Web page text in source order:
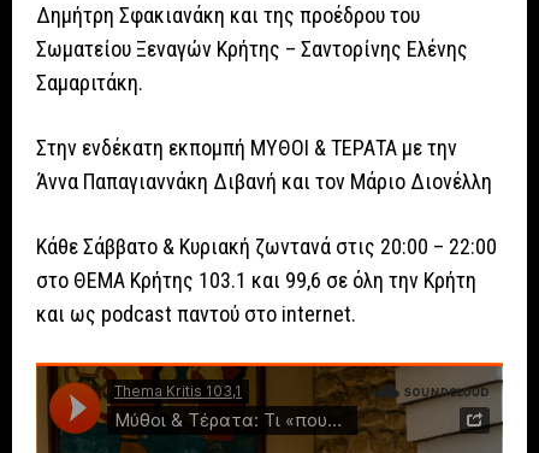
Δημήτρη Σφακιανάκη και της προέδρου του
Σωματείου Ξεναγών Κρήτης – Σαντορίνης Ελένης
Σαμαριτάκη.
Στην ενδέκατη εκπομπή ΜΥΘΟΙ & ΤΕΡΑΤΑ με την
Άννα Παπαγιαννάκη Διβανή και τον Μάριο Διονέλλη
Kάθε Σάββατο & Κυριακή ζωντανά στις 20:00 – 22:00
στο ΘΕΜΑ Κρήτης 103.1 και 99,6 σε όλη την Κρήτη
και ως podcast παντού στο internet.